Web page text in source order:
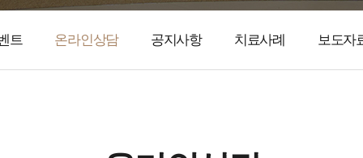
트 온라인상담 공지사항 치료사례 보도자